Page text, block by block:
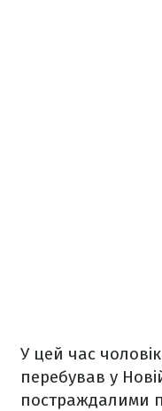
У цей час
перебував у
постраждалими